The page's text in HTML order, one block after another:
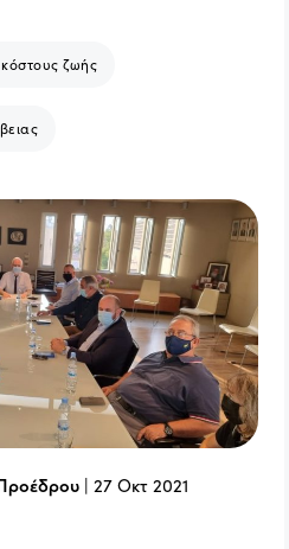
ζωής
|27 Οκτ 2021